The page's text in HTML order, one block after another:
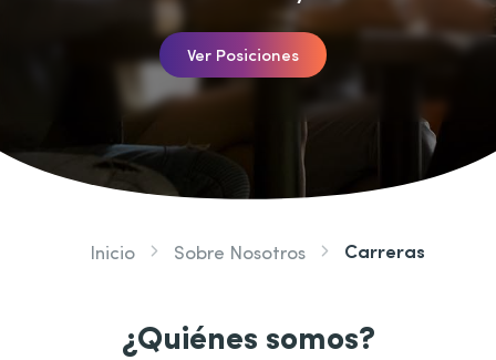
Ver Posiciones
Inicio Sobre Nosotros Carreras
¿Quiénes somos?